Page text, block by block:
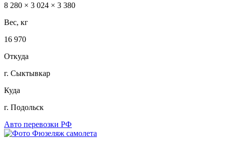
8 280 × 3 024 × 3 380
Вес, кг
16 970
Откуда
г. Сыктывкар
Куда
г. Подольск
Авто перевозки РФ